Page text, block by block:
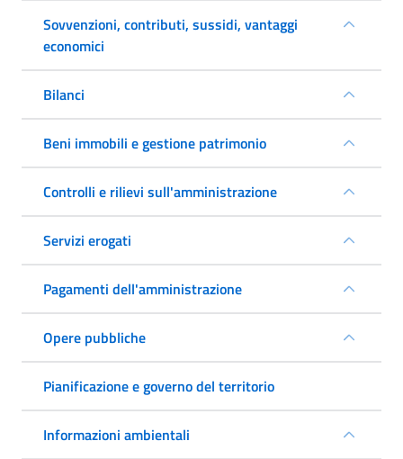
Sovvenzioni, contributi, sussidi, vantaggi
economici
Bilanci
Beni immobili e gestione patrimonio
Controlli e rilievi sull'amministrazione
Servizi erogati
Pagamenti dell'amministrazione
Opere pubbliche
Pianificazione e governo del territorio
Informazioni ambientali